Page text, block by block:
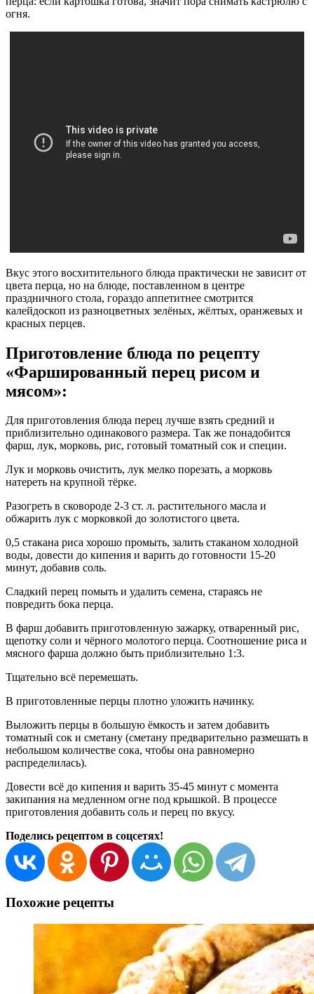
огня.
Вкус этого восхитительного блюда практически не зависит от
цвета перца, но на блюде, поставленном в центре
праздничного стола, гораздо аппетитнее смотрится
калейдоскоп из разноцветных зелёных, жёлтых, оранжевых и
красных перцев.
Приготовление блюда по рецепту
«Фаршированный перец рисом и
мясом»:
Для приготовления блюда перец лучше взять средний и
приблизительно одинакового размера. Так же понадобится
фарш, лук, морковь, рис, готовый томатный сок и специи.
Лук и морковь очистить, лук мелко порезать, а морковь
натереть на крупной тёрке.
Разогреть в сковороде 2-3 ст. л. растительного масла и
обжарить лук с морковкой до золотистого цвета.
0,5 стакана риса хорошо промыть, залить стаканом холодной
воды, довести до кипения и варить до готовности 15-20
минут, добавив соль.
Сладкий перец помыть и удалить семена, стараясь не
повредить бока перца.
В фарш добавить приготовленную зажарку, отваренный рис,
щепотку соли и чёрного молотого перца. Соотношение риса и
мясного фарша должно быть приблизительно 1:3.
Тщательно всё перемешать.
В приготовленные перцы плотно уложить начинку.
Выложить перцы в большую ёмкость и затем добавить
томатный сок и сметану (сметану предварительно размешать в
небольшом количестве сока, чтобы она равномерно
распределилась).
Довести всё до кипения и варить 35-45 минут с момента
закипания на медленном огне под крышкой. В процессе
приготовления добавить соль и перец по вкусу.
Поделись рецептом в соцсетях!
Похожие рецепты